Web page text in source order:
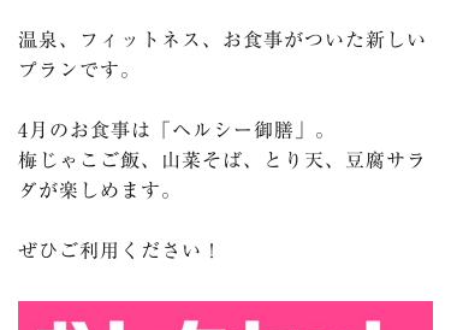
温泉、フィットネス、お食事がついた新しい
プランです。
4月のお食事は「ヘルシー御膳」。
梅じゃこご飯、山菜そば、とり天、豆腐サラ
ダが楽しめます。
ぜひご利用ください！